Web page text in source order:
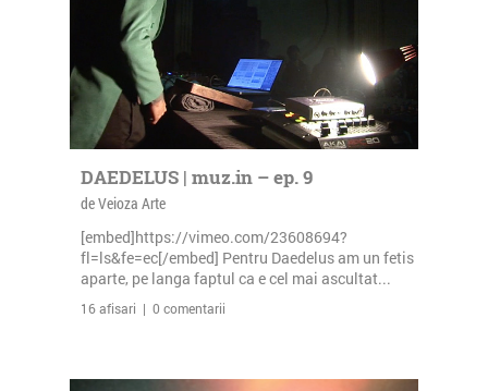
DAEDELUS | muz.in – ep. 9
de Veioza Arte
[embed]https://vimeo.com/23608694?
fl=ls&fe=ec[/embed] Pentru Daedelus am un fetis
aparte, pe langa faptul ca e cel mai ascultat...
16 afisari | 0 comentarii